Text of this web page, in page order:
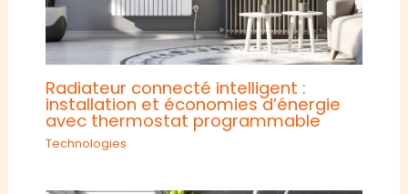
Radiateur connecté intelligent :
installation et économies d’énergie
avec thermostat programmable
Technologies